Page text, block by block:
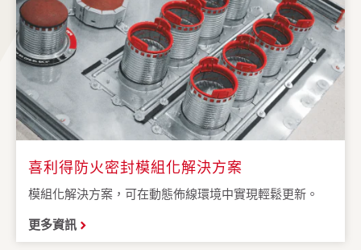
喜利得防火密封模組化解決方案
模組化解決方案，可在動態佈線環境中實現輕鬆更新。
更多資訊